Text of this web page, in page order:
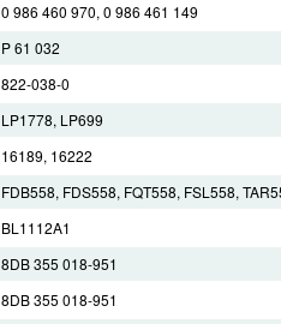
0 986 460 970, 0 986 461 149
P 61 032
822-038-0
LP1778, LP699
16189, 16222
FDB558, FDS558, FQT558, FSL558,
BL1112A1
8DB 355 018-951
8DB 355 018-951